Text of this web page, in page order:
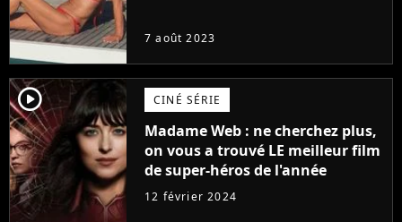
7 août 2023
player2 CINÉ SÉRIE
Madame Web : ne cherchez plus,
on vous a trouvé LE meilleur film
de super-héros de l'année
12 février 2024